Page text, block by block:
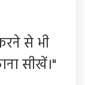
से भी
सीखें।"